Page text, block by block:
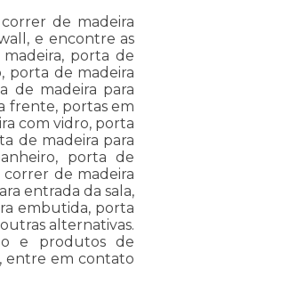
de madeira
e encontre as
porta de
porta de madeira
de madeira para
frente, portas em
com vidro, porta
de madeira para
porta de
de madeira
entrada da sala,
embutida, porta
alternativas.
e produtos de
entre em contato